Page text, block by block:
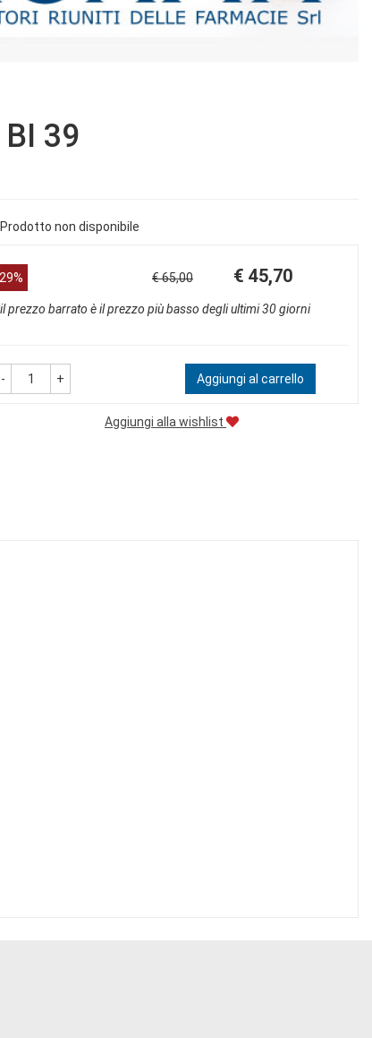
BI 39
Prodotto non disponibile
Sconto
29% € 65,00
Prezzo
scontato
€ 45,70
prezzo barrato è il prezzo più basso degli ultimi 30 giorni
- + Aggiungi al carrello
Aggiungi alla wishlist